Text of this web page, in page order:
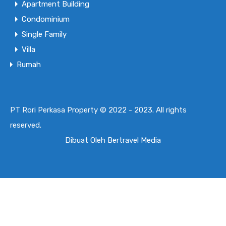
Disewa
Rp20.0 Juta/Bulan
Apartment Building
Condominium
Single Family
Villa
Rumah
PT Rori Perkasa Property © 2022 - 2023. All rights
reserved.
Dibuat Oleh Bertravel Media